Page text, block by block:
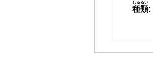
種類
しゅるい
: